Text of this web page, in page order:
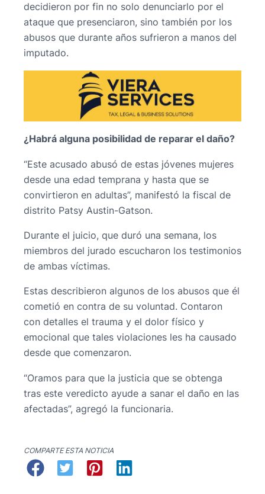
decidieron por fin no solo denunciarlo por el
ataque que presenciaron, sino también por los
abusos que durante años sufrieron a manos del
imputado.
¿Habrá alguna posibilidad de reparar el daño?
“Este acusado abusó de estas jóvenes mujeres
desde una edad temprana y hasta que se
convirtieron en adultas”, manifestó la fiscal de
distrito Patsy Austin-Gatson.
Durante el juicio, que duró una semana, los
miembros del jurado escucharon los testimonios
de ambas víctimas.
Estas describieron algunos de los abusos que él
cometió en contra de su voluntad. Contaron
con detalles el trauma y el dolor físico y
emocional que tales violaciones les ha causado
desde que comenzaron.
“Oramos para que la justicia que se obtenga
tras este veredicto ayude a sanar el daño en las
afectadas”, agregó la funcionaria.
COMPARTE ESTA NOTICIA